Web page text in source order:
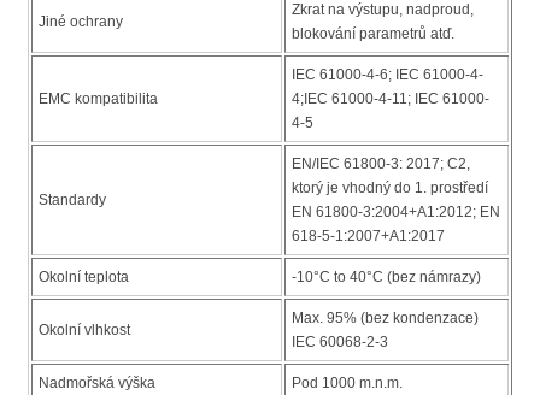
Jiné ochrany
Zkrat na výstupu, nadproud,
blokování parametrů atď.
EMC kompatibilita
IEC 61000-4-6; IEC 61000-4-
4;IEC 61000-4-11; IEC 61000-
4-5
Standardy
EN/IEC 61800-3: 2017; C2,
ktorý je vhodný do 1. prostředí
EN 61800-3:2004+A1:2012; EN
618-5-1:2007+A1:2017
Okolní teplota -10°C to 40°C (bez námrazy)
Okolní vlhkost
Max. 95% (bez kondenzace)
IEC 60068-2-3
Nadmořská výška Pod 1000 m.n.m.